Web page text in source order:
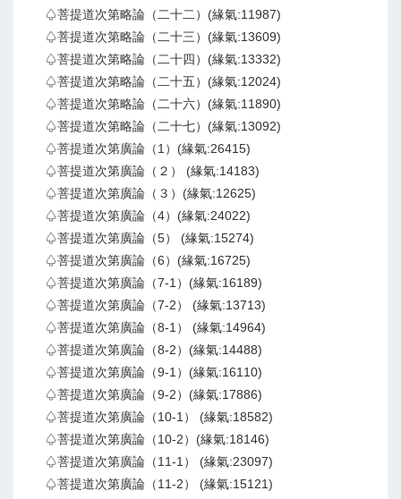
♤菩提道次第略論（二十二）(緣氣:11987)
♤菩提道次第略論（二十三）(緣氣:13609)
♤菩提道次第略論（二十四）(緣氣:13332)
♤菩提道次第略論（二十五）(緣氣:12024)
♤菩提道次第略論（二十六）(緣氣:11890)
♤菩提道次第略論（二十七）(緣氣:13092)
♤菩提道次第廣論（1）(緣氣:26415)
♤菩提道次第廣論（２） (緣氣:14183)
♤菩提道次第廣論（３）(緣氣:12625)
♤菩提道次第廣論（4）(緣氣:24022)
♤菩提道次第廣論（5） (緣氣:15274)
♤菩提道次第廣論（6）(緣氣:16725)
♤菩提道次第廣論（7-1）(緣氣:16189)
♤菩提道次第廣論（7-2） (緣氣:13713)
♤菩提道次第廣論（8-1） (緣氣:14964)
♤菩提道次第廣論（8-2）(緣氣:14488)
♤菩提道次第廣論（9-1）(緣氣:16110)
♤菩提道次第廣論（9-2）(緣氣:17886)
♤菩提道次第廣論（10-1） (緣氣:18582)
♤菩提道次第廣論（10-2）(緣氣:18146)
♤菩提道次第廣論（11-1） (緣氣:23097)
♤菩提道次第廣論（11-2） (緣氣:15121)